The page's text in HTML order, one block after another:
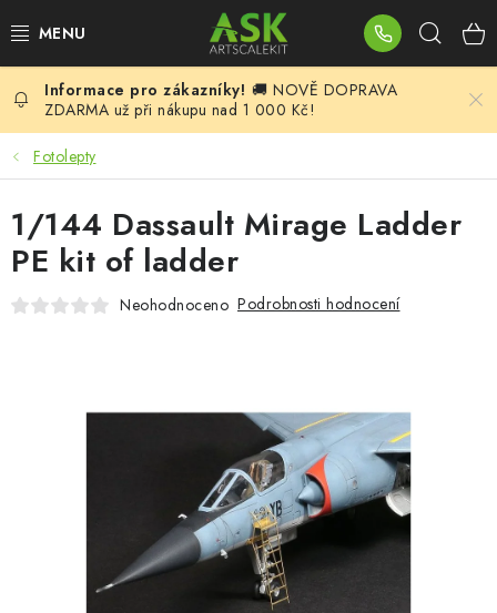
na
BLOG
SUMMER DAYS
WARHAMMER
ASK PRODUKTY
🚚 NOVĚ DOPRAVA
ZDARMA už při nákupu nad 1 000 Kč!
Fotolepty
1/144 Dassault Mirage Ladder
PE kit of ladder
Neohodnoceno Podrobnosti hodnocení